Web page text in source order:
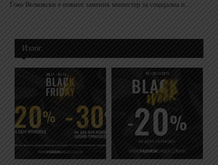
Ѓоко Велковски е новиот заменик министер за социјална п...
Излог